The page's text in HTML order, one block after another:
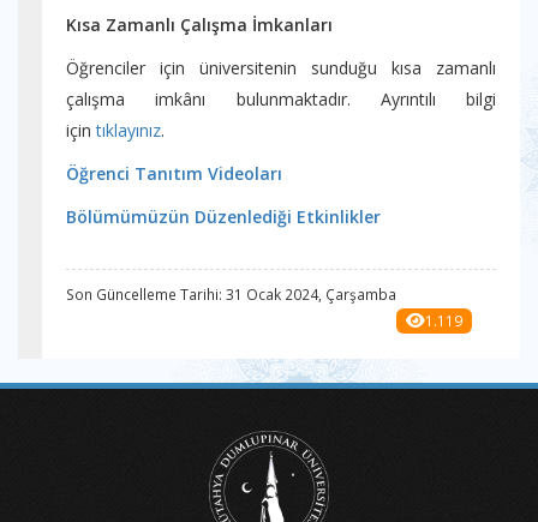
Kısa Zamanlı Çalışma İmkanları
Öğrenciler için üniversitenin sunduğu kısa zamanlı
çalışma imkânı bulunmaktadır. Ayrıntılı bilgi
içintıklayınız.
Öğrenci Tanıtım Videoları
Bölümümüzün Düzenlediği Etkinlikler
Son Güncelleme Tarihi: 31 Ocak 2024, Çarşamba
1.119